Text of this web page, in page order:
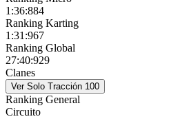
1:36:884
Ranking Karting
1:31:967
Ranking Global
27:40:929
Clanes
Ranking General
Circuito